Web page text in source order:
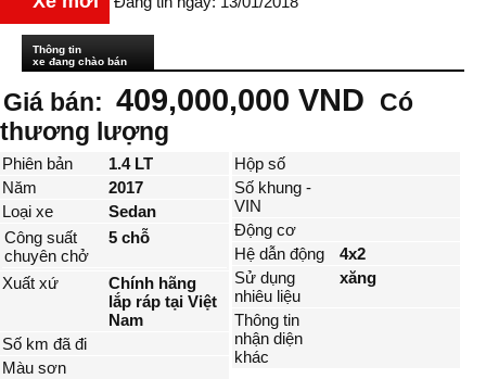
Thông tin
xe đang chào bán
Giá bán: 409,000,000 VND
Có
thương lượng
Phiên bản
1.4 LT
Năm
2017
Loại xe
Sedan
Công suất
chuyên chở
5 chỗ
Xuất xứ
Chính hãng
lắp ráp tại Việt
Nam
Số km đã đi
Màu sơn
Hộp số
Số khung -
VIN
Động cơ
Hệ dẫn động
4x2
Sử dụng
nhiêu liệu
xăng
Thông tin
nhận diện
khác